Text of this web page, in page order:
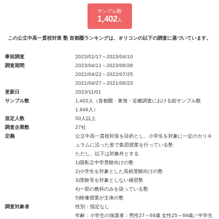
サンプル数
1,402人
この公立中高一貫校対策 塾 首都圏ランキングは、オリコンの以下の調査に基づいています。
事前調査
2023/01/17～2023/04/10
調査期間
2023/04/11～2023/06/28
2022/04/22～2022/07/25
2021/04/27～2021/06/23
更新日
2023/11/01
サンプル数
1,402人（首都圏・東海・近畿調査における総サンプル数
1,946人）
規定人数
50人以上
調査企業数
27社
定義
公立中高一貫校対策を目的とし、小学生を対象に一定のカリキ
ュラムに沿った形で集団授業を行っている塾
ただし、以下は対象外とする
1)国私立中学受験向けの塾
2)小学生を対象とした高校受験向けの塾
3)受験等を対象としない補習塾
4)一部の教科のみを扱っている塾
5)映像授業が主体の塾
調査対象者
性別：指定なし
年齢：小学生の保護者：男性27～69歳 女性25～69歳／中学生